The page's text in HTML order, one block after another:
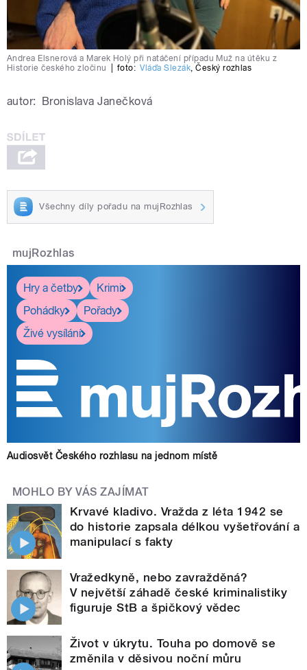
Andrea Elsnerová a Marek Holý při natáčení případu Muž na útěku z
Historie českého zločinu
foto: Vláďa Slezák ,Český rozhlas
autor: Bronislava Janečková
Všechny díly pořadu na mujRozhlas
mujRozhlas
Hry a četby
Krimi
Pohádky
Pořady
Živé vysílání
Audiosvět Českého rozhlasu na jednom místě
MOHLO BY VÁS ZAJÍMAT
Krvavé kladivo. Vražda z léta 1942 se
do historie zapsala délkou vyšetřování a
manipulací s fakty
Vražedkyně, nebo zavražděná?
V největší záhadě české kriminalistiky
figuruje StB a špičkový vědec
Život v úkrytu. Touha po domově se
změnila v děsivou noční můru